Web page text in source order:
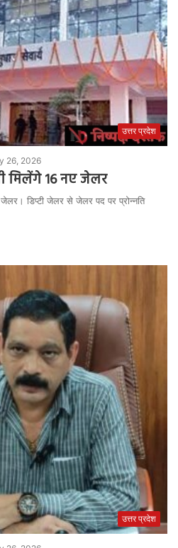
उत्तर प्रदेश
26, 2026
मिलेंगे 16 नए जेलर
जेलर। डिप्टी जेलर से जेलर पद पर प्रोन्नति
उत्तर प्रदेश